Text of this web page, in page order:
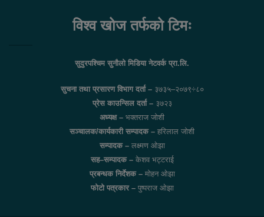
विश्व खोज तर्फको टिमः
सुदुरपश्चिम सुनौलो मिडिया नेटवर्क प्रा.लि.
सुचना तथा प्रसारण विभाग दर्ता – ३७३५–२०७९÷८०
प्रेस काउन्सिल दर्ता – ३७२३
अध्यक्ष – भक्तराज जोशी
सञ्चालक/कार्यकारी सम्पादक – हरिलाल जोशी
सम्पादक –लक्ष्मण ओझा
सह–सम्पादक –केशव भट्टराई
प्रबन्धक निर्देशक –मोहन ओझा
फोटो पत्रकार –पुष्पराज ओझा